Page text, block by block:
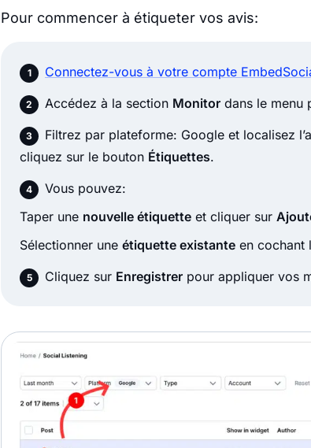
Pour commencer à étiqueter vos avis:
Connectez-vous à votre compte
Accédez à la section Monitor dans le menu
Filtrez par plateforme: Google et localisez
cliquez sur le bouton Étiquettes.
Vous pouvez:
Taper une nouvelle étiquette et cliquer sur
Sélectionner une étiquette existante en cochant
Cliquez sur Enregistrer pour appliquer vos